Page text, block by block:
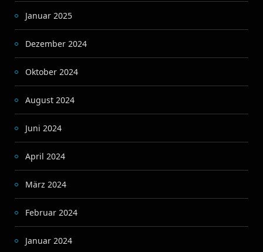
Januar 2025
Dezember 2024
Oktober 2024
August 2024
Juni 2024
April 2024
März 2024
Februar 2024
Januar 2024